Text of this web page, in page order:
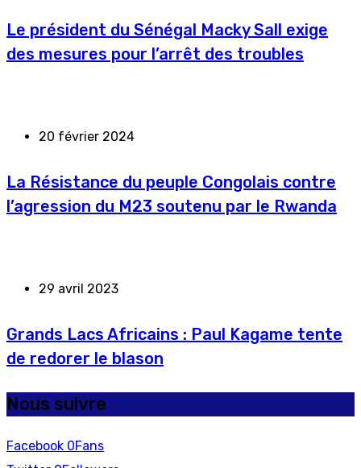
Le président du Sénégal Macky Sall exige
des mesures pour l’arrêt des troubles
20 février 2024
La Résistance du peuple Congolais contre
l’agression du M23 soutenu par le Rwanda
29 avril 2023
Grands Lacs Africains : Paul Kagame tente
de redorer le blason
Nous suivre
Facebook 0Fans